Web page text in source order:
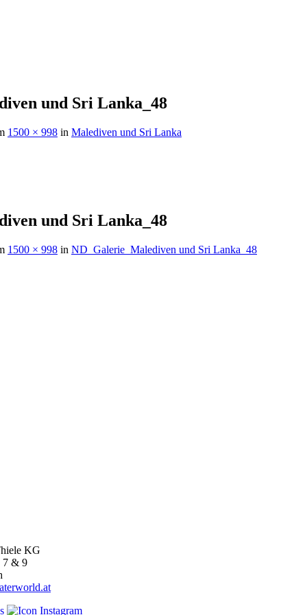
und Sri Lanka_48
1500 × 998 in Malediven und Sri Lanka
und Sri Lanka_48
1500 × 998 in ND_Galerie_Malediven und Sri Lanka_48
KG
7 & 9